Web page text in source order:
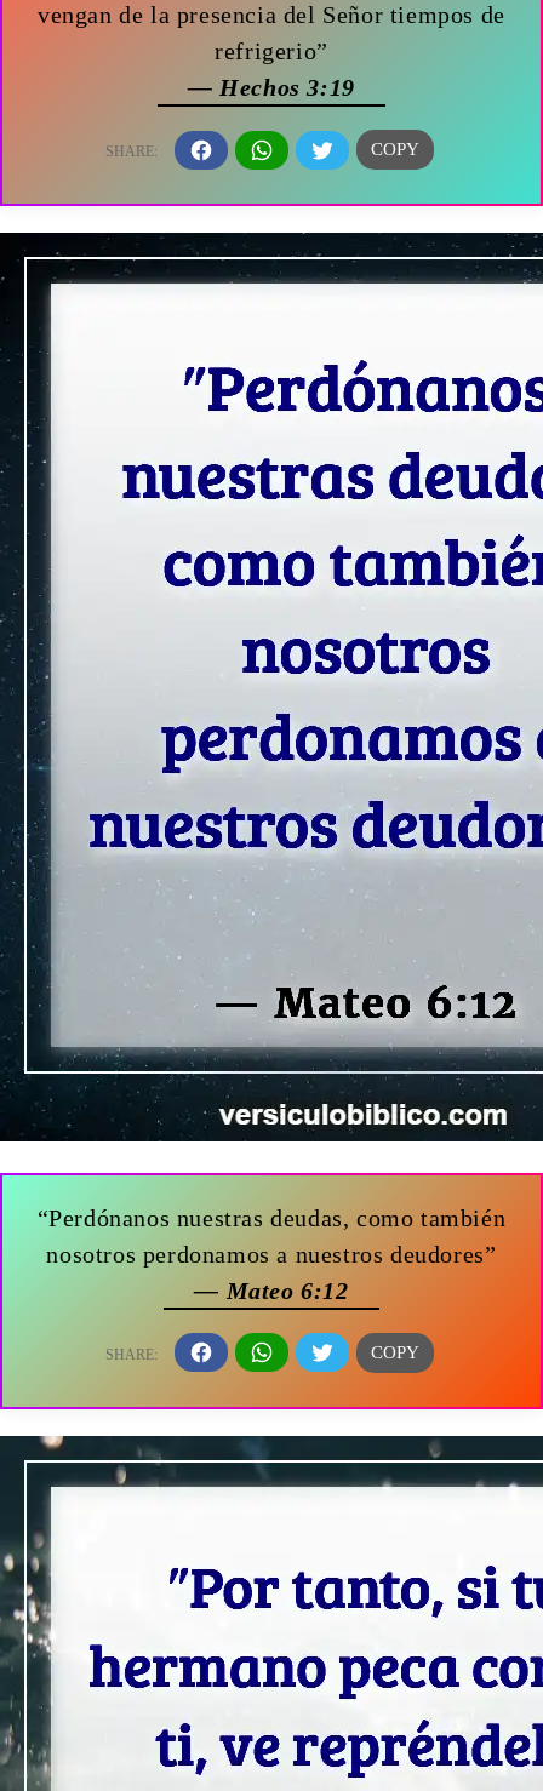
vengan de la presencia del Señor tiempos de
refrigerio”
— Hechos 3:19
“Perdónanos nuestras deudas, como también
nosotros perdonamos a nuestros deudores”
— Mateo 6:12